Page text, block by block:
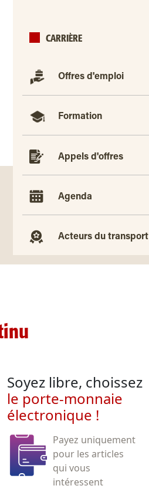
CARRIÈRE
Offres d'emploi
Formation
Appels d'offres
Agenda
Acteurs du transport
Soyez libre, choissez
le porte-monnaie
électronique !
Payez uniquement
pour les articles
qui vous
intéressent